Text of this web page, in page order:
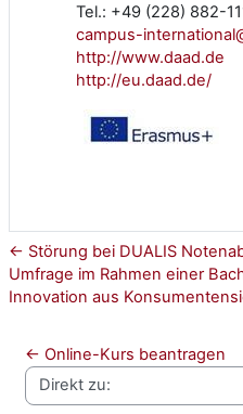
Tel.: +49 (228) 882-
campus-
http://www.daad.de
http://eu.daad.de/
← Störung bei DUALIS
Umfrage im Rahmen einer
Innovation aus
← Online-Kurs beantragen
Direkt zu: